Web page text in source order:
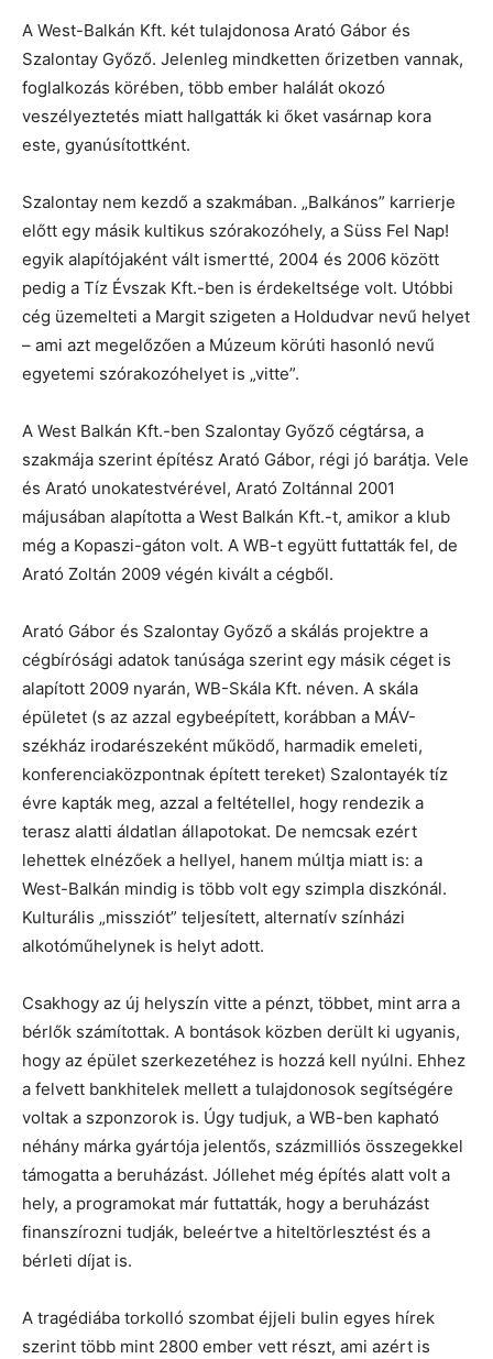
A West-Balkán Kft. két tulajdonosa Arató Gábor és
Szalontay Győző. Jelenleg mindketten őrizetben vannak,
foglalkozás körében, több ember halálát okozó
veszélyeztetés miatt hallgatták ki őket vasárnap kora
este, gyanúsítottként.
Szalontay nem kezdő a szakmában. „Balkános” karrierje
előtt egy másik kultikus szórakozóhely, a Süss Fel Nap!
egyik alapítójaként vált ismertté, 2004 és 2006 között
pedig a Tíz Évszak Kft.-ben is érdekeltsége volt. Utóbbi
cég üzemelteti a Margit szigeten a Holdudvar nevű helyet
– ami azt megelőzően a Múzeum körúti hasonló nevű
egyetemi szórakozóhelyet is „vitte”.
A West Balkán Kft.-ben Szalontay Győző cégtársa, a
szakmája szerint építész Arató Gábor, régi jó barátja. Vele
és Arató unokatestvérével, Arató Zoltánnal 2001
májusában alapította a West Balkán Kft.-t, amikor a klub
még a Kopaszi-gáton volt. A WB-t együtt futtatták fel, de
Arató Zoltán 2009 végén kivált a cégből.
Arató Gábor és Szalontay Győző a skálás projektre a
cégbírósági adatok tanúsága szerint egy másik céget is
alapított 2009 nyarán, WB-Skála Kft. néven. A skála
épületet (s az azzal egybeépített, korábban a MÁV-
székház irodarészeként működő, harmadik emeleti,
konferenciaközpontnak épített tereket) Szalontayék tíz
évre kapták meg, azzal a feltétellel, hogy rendezik a
terasz alatti áldatlan állapotokat. De nemcsak ezért
lehettek elnézőek a hellyel, hanem múltja miatt is: a
West-Balkán mindig is több volt egy szimpla diszkónál.
Kulturális „missziót” teljesített, alternatív színházi
alkotóműhelynek is helyt adott.
Csakhogy az új helyszín vitte a pénzt, többet, mint arra a
bérlők számítottak. A bontások közben derült ki ugyanis,
hogy az épület szerkezetéhez is hozzá kell nyúlni. Ehhez
a felvett bankhitelek mellett a tulajdonosok segítségére
voltak a szponzorok is. Úgy tudjuk, a WB-ben kapható
néhány márka gyártója jelentős, százmilliós összegekkel
támogatta a beruházást. Jóllehet még építés alatt volt a
hely, a programokat már futtatták, hogy a beruházást
finanszírozni tudják, beleértve a hiteltörlesztést és a
bérleti díjat is.
A tragédiába torkolló szombat éjjeli bulin egyes hírek
szerint több mint 2800 ember vett részt, ami azért is